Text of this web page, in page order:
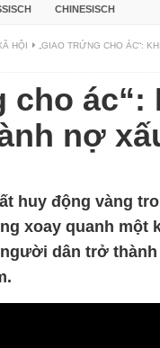
CHINESISCH
HỘI
„GIAO TRỨNG CHO ÁC“:
cho ác“:
nợ
huy động vàng
xoay quanh một
dân trở